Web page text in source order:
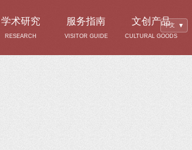
中文 ▼
学术研究
RESEARCH
服务指南
VISITOR GUIDE
文创产品
CULTURAL GOODS